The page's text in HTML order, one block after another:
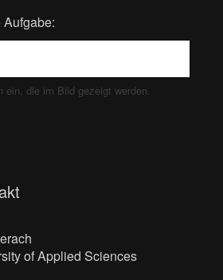
ein, die im Bild gezeigt werden.
of Applied Sciences